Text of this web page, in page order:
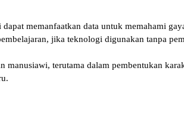
memanfaatkan data untuk memahami
jika teknologi digunakan tanpa
manusiawi, terutama dalam pembentukan